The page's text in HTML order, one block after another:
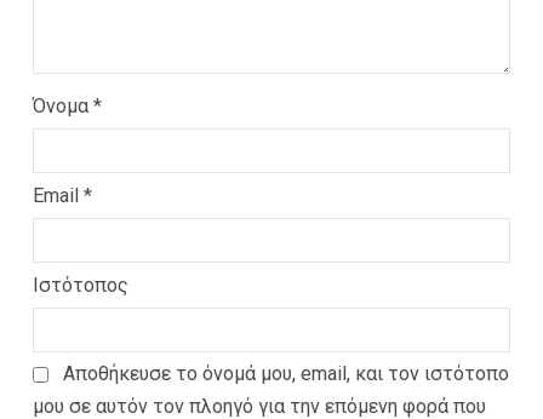
Όνομα *
Email *
Ιστότοπος
Αποθήκευσε το όνομά μου, email, και τον ιστότοπο
μου σε αυτόν τον πλοηγό για την επόμενη φορά που